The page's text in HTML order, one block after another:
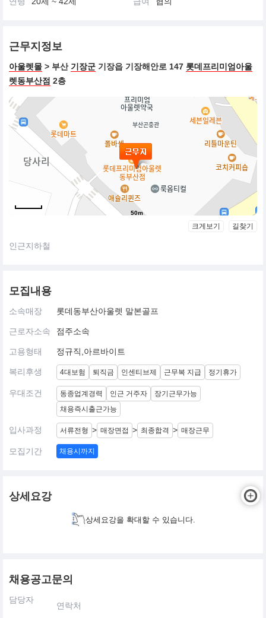
애정을 받고 있습니다. 딱딱하고, 무거운 골프에 대한 생각을 바꾸
1.LA Fairfax Store
2.Korea Hannamdong Store
근무지정보
아울렛몰 > 부산 기장군 기장읍 기장해안로 147 롯데프리미엄아울
렛동부산점 2층
50m
크게보기 길찾기
인근지하철
모집내용
소속매장 롯데동부산아울렛 말본골프
근로자소속 점주소속
고용형태 정규직,아르바이트
복리후생 4대보험 퇴직금 인센티브제 근무복 지급 정기휴가
우대조건 동종업계경력 인근 거주자
장기근무가능
채용즉시출근가능
입사과정 서류전형 > 매장면접 > 최종합격 > 매장근무
모집기간 채용시까지
상세요강
상세요강을 확대할 수 있습니다.
채용공고문의
담당자
연락처